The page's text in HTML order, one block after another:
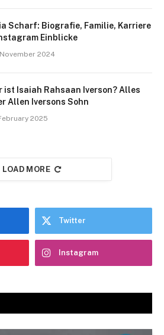
Scharf: Biografie, Familie, Karriere
Einblicke
2024
ist Isaiah Rahsaan Iverson? Alles
Allen Iversons Sohn
2025
LOAD MORE
Twitter
Instagram